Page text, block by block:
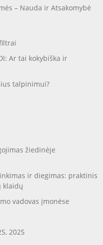
– Nauda ir Atsakomybė
Ar tai kokybiška ir
talpinimui?
žiedinėje
ir diegimas: praktinis
klaidų
vadovas įmonėse
202S